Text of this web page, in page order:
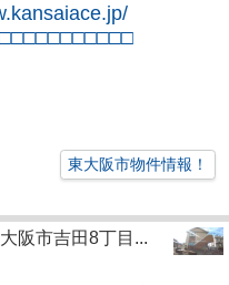
東大阪市物件情報！
阪市吉田8丁目...